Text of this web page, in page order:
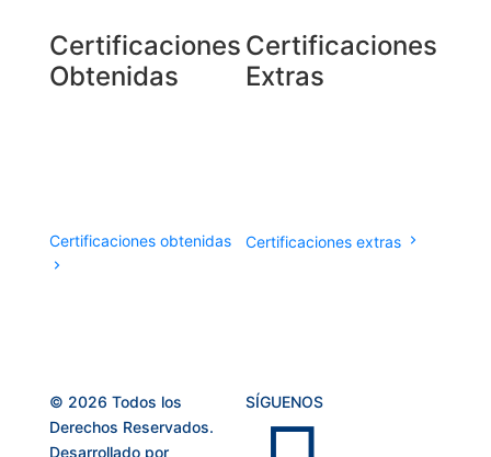
Certificaciones
Obtenidas
Certificaciones
Extras
Certificaciones obtenidas Certificaciones extras
© 2026 Todos los
Derechos Reservados.
Desarrollado por
SÍGUENOS